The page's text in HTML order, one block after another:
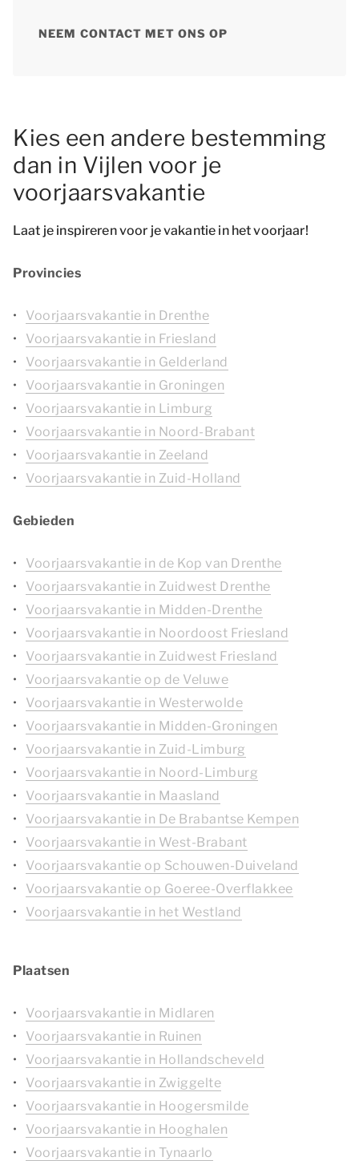
NEEM CONTACT MET ONS OP
Kies een andere bestemming
dan in Vijlen voor je
voorjaarsvakantie
Laat je inspireren voor je vakantie in het voorjaar!
Provincies
Voorjaarsvakantie in Drenthe
Voorjaarsvakantie in Friesland
Voorjaarsvakantie in Gelderland
Voorjaarsvakantie in Groningen
Voorjaarsvakantie in Limburg
Voorjaarsvakantie in Noord-Brabant
Voorjaarsvakantie in Zeeland
Voorjaarsvakantie in Zuid-Holland
Gebieden
Voorjaarsvakantie in de Kop van Drenthe
Voorjaarsvakantie in Zuidwest Drenthe
Voorjaarsvakantie in Midden-Drenthe
Voorjaarsvakantie in Noordoost Friesland
Voorjaarsvakantie in Zuidwest Friesland
Voorjaarsvakantie op de Veluwe
Voorjaarsvakantie in Westerwolde
Voorjaarsvakantie in Midden-Groningen
Voorjaarsvakantie in Zuid-Limburg
Voorjaarsvakantie in Noord-Limburg
Voorjaarsvakantie in Maasland
Voorjaarsvakantie in De Brabantse Kempen
Voorjaarsvakantie in West-Brabant
Voorjaarsvakantie op Schouwen-Duiveland
Voorjaarsvakantie op Goeree-Overflakkee
Voorjaarsvakantie in het Westland
Plaatsen
Voorjaarsvakantie in Midlaren
Voorjaarsvakantie in Ruinen
Voorjaarsvakantie in Hollandscheveld
Voorjaarsvakantie in Zwiggelte
Voorjaarsvakantie in Hoogersmilde
Voorjaarsvakantie in Hooghalen
Voorjaarsvakantie in Tynaarlo